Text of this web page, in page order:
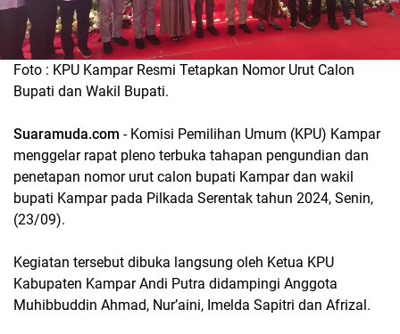
Foto : KPU Kampar Resmi Tetapkan Nomor Urut Calon
Bupati dan Wakil Bupati.
Suaramuda.com - Komisi Pemilihan Umum (KPU) Kampar
menggelar rapat pleno terbuka tahapan pengundian dan
penetapan nomor urut calon bupati Kampar dan wakil
bupati Kampar pada Pilkada Serentak tahun 2024, Senin,
(23/09).
Kegiatan tersebut dibuka langsung oleh Ketua KPU
Kabupaten Kampar Andi Putra didampingi Anggota
Muhibbuddin Ahmad, Nur’aini, Imelda Sapitri dan Afrizal.